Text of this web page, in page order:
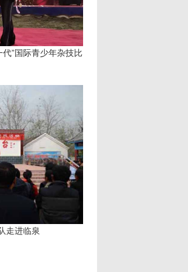
”国际青少年杂技比
走进临泉